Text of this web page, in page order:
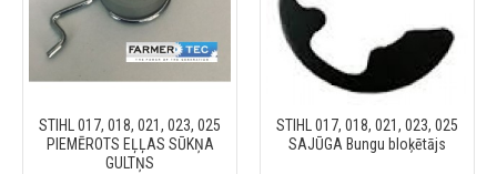
STIHL 017, 018, 021, 023, 025
PIEMĒROTS EĻĻAS SŪKŅA
GULTŅS
STIHL 017, 018, 021, 023, 025
SAJŪGA Bungu bloķētājs